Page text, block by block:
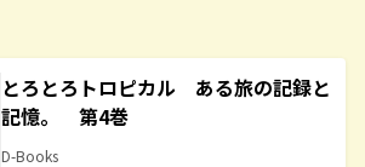
とろとろトロピカル ある旅の記録と
記憶。 第4巻
D-Books